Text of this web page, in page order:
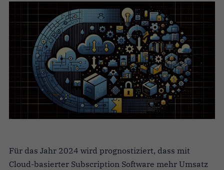
Für das Jahr 2024 wird prognostiziert, dass mit
Cloud-basierter Subscription Software mehr Umsatz